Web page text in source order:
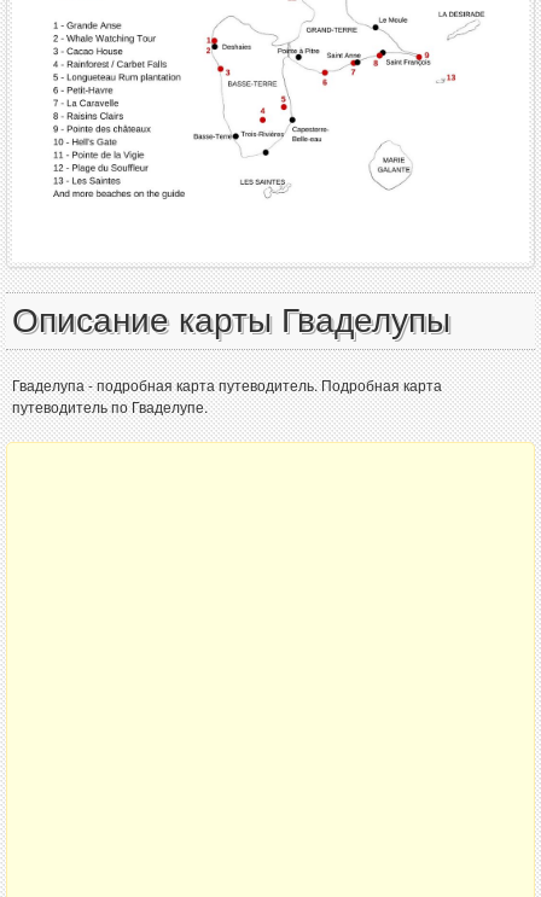
Описание карты Гваделупы
Гваделупа - подробная карта путеводитель. Подробная карта
путеводитель по Гваделупе.